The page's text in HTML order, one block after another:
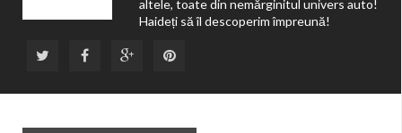
altele, toate din nemărginitul univers auto!
Haideți să îl descoperim împreună!